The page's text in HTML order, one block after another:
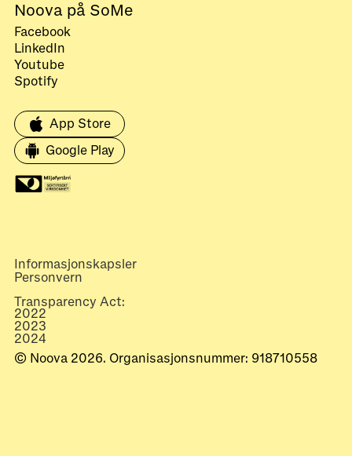
Noova på SoMe
Facebook
LinkedIn
Youtube
Spotify
App Store
Google Play
Informasjonskapsler
Personvern
© Noova 2026. Organisasjonsnummer: 918710558
Transparency Act:
2022
2023
2024